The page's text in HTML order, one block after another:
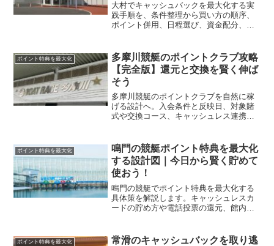
大村でキャッシュバックを最大化する実
践手順を、条件整理から買い方の順序、
ポイント併用、日程選び、資金配分、リ
ポイント特典を最大化
多摩川競艇のポイントクラブ攻略
【完全版】還元と交換を賢く伸ば
そう
多摩川競艇のポイントクラブを自然に稼
げる設計へ。入会条件と反映日、対象賭
式や交換コース、キャッシュレス連携ま
ポイント特典を最大化
鳴門の競艇ポイント特典を最大化
する設計図｜今日から賢く貯めて
使おう！
鳴門の競艇でポイント特典を最大化する
具体策を解説します。キャッシュレスカ
ードの貯め方や電話投票の還元、館内利
ポイント特典を最大化
常滑のキャッシュバックを取り逃